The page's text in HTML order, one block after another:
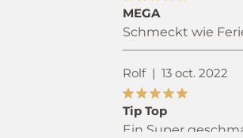
MEGA
Schmeckt wie
Rolf | 13 oct. 2022
Tip Top
Ein Super